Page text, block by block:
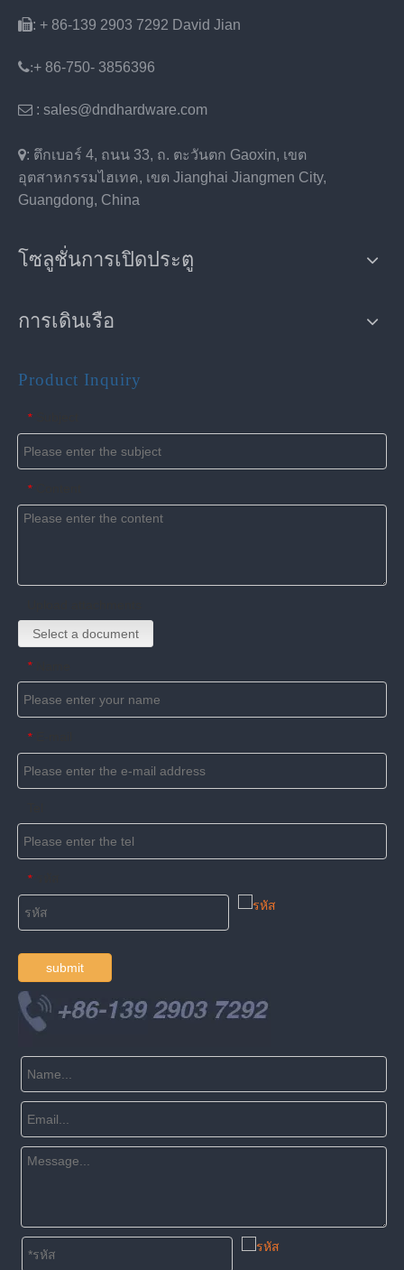
: + 86-139 2903 7292 David Jian
:+ 86-750- 3856396
 : sales@dndhardware.com
: ตึกเบอร์ 4, ถนน 33, ถ. ตะวันตก Gaoxin, เขต
อุตสาหกรรมไฮเทค, เขต Jianghai Jiangmen City,
Guangdong, China
โซลูชั่นการเปิดประตู
การเดินเรือ
Product Inquiry
*
*
Select a document
*
*
*
submit